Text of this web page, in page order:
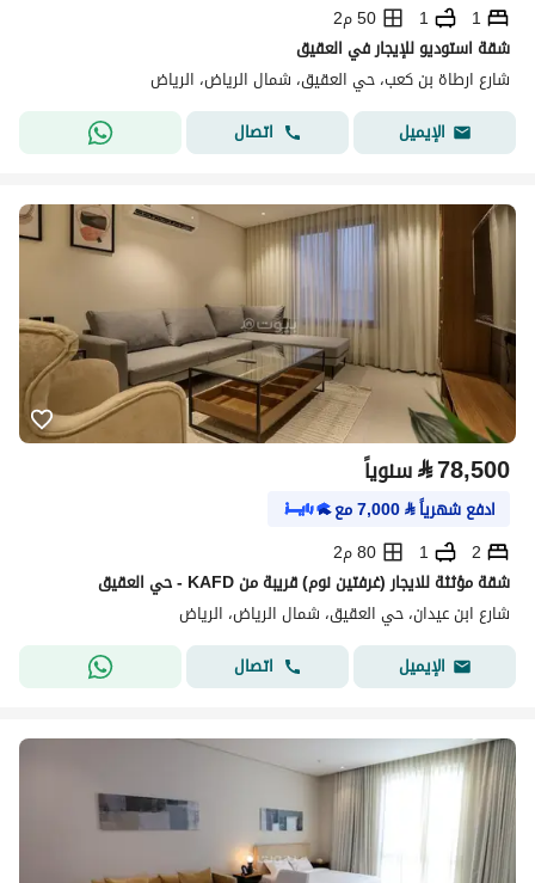
1
1
50 م2
شقة استوديو للإيجار في العقيق
شارع ارطاة بن كعب، حي العقيق، شمال الرياض، الرياض
الإيميل
اتصال
⃁78,500 سنوياً
ادفع شهرياً⃁
7,000مع
2
1
80 م2
شقة مؤثثة للايجار (غرفتين نوم) قريبة من KAFD - حي العقيق
شارع ابن عيدان، حي العقيق، شمال الرياض، الرياض
الإيميل
اتصال